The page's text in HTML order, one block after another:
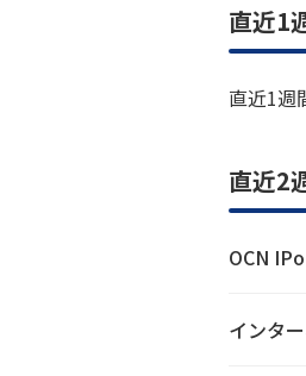
直近1
直近1週
直近2
OCN
インタ